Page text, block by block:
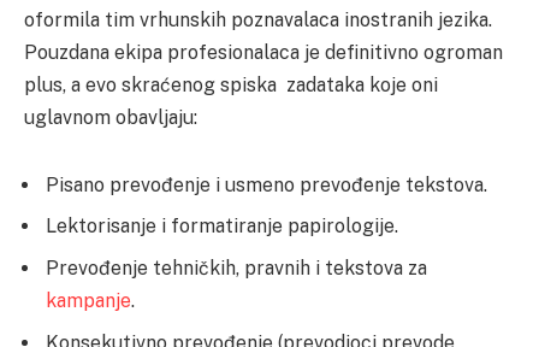
oformila tim vrhunskih poznavalaca inostranih jezika.
Pouzdana ekipa profesionalaca je definitivno ogroman
plus, a evo skraćenog spiska zadataka koje oni
uglavnom obavljaju:
Pisano prevođenje i usmeno prevođenje tekstova.
Lektorisanje i formatiranje papirologije.
Prevođenje tehničkih, pravnih i tekstova za
kampanje.